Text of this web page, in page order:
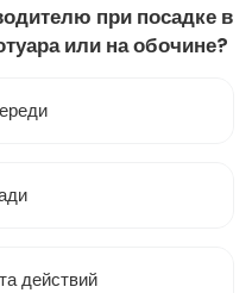
при посадке в
или на обочине?
действий